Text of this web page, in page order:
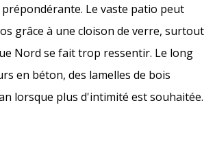
prépondérante. Le vaste patio peut
grâce à une cloison de verre, surtout
Nord se fait trop ressentir. Le long
en béton, des lamelles de bois
lorsque plus d'intimité est souhaitée.